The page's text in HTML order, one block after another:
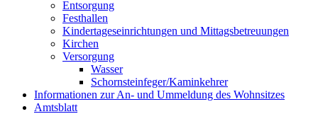
Entsorgung
Festhallen
Kindertageseinrichtungen und Mittagsbetreuungen
Kirchen
Versorgung
Wasser
Schornsteinfeger/Kaminkehrer
Informationen zur An- und Ummeldung des Wohnsitzes
Amtsblatt